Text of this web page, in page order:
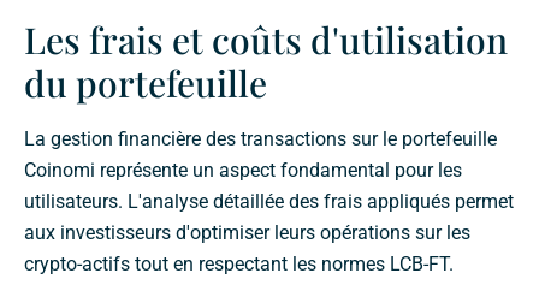
Les frais et coûts d'utilisation
du portefeuille
La gestion financière des transactions sur le portefeuille
Coinomi représente un aspect fondamental pour les
utilisateurs. L'analyse détaillée des frais appliqués permet
aux investisseurs d'optimiser leurs opérations sur les
crypto-actifs tout en respectant les normes LCB-FT.